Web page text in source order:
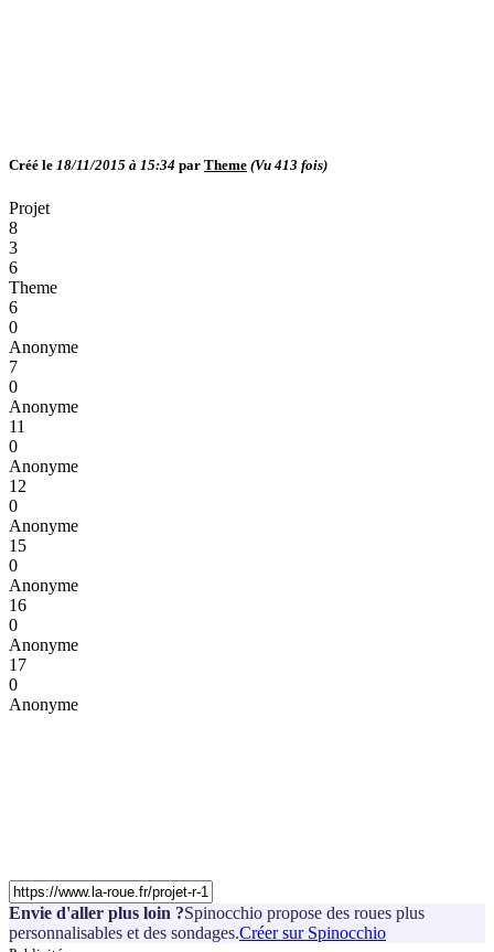
Créé le 18/11/2015 à 15:34 par Theme (Vu 413 fois)
Projet
8
3
6
Theme
6
0
Anonyme
7
0
Anonyme
11
0
Anonyme
12
0
Anonyme
15
0
Anonyme
16
0
Anonyme
17
0
Anonyme
Envie d'aller plus loin ?Spinocchio propose des roues plus
personnalisables et des sondages.Créer sur Spinocchio